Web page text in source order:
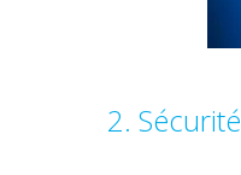
2. Sécurité